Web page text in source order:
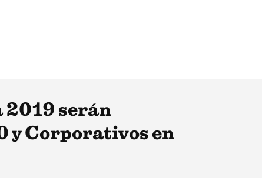
2019 serán
y Corporativos en